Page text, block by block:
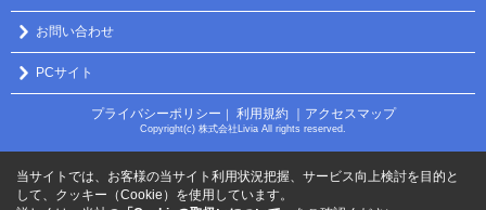
お問い合わせ
PCサイト
プライバシーポリシー 利用規約 ｜アクセスマップ
Copyright(c) 株式会社Livia All rights reserved.
当サイトでは、お客様の当サイト利用状況把握、サービス向上検討を目的と
して、クッキー（Cookie）を使用しています。